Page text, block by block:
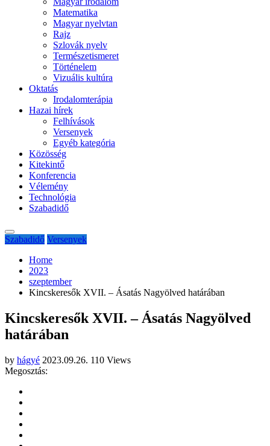
Matematika
Magyar nyelvtan
Rajz
Szlovák nyelv
Természetismeret
Történelem
Vizuális kultúra
Oktatás
Irodalomterápia
Hazai hírek
Felhívások
Versenyek
Egyéb kategória
Közösség
Kitekintő
Konferencia
Vélemény
Technológia
Szabadidő
Szabadidő Versenyek
Home
2023
szeptember
Kincskeresők XVII. – Ásatás Nagyölved határában
Kincskeresők XVII. – Ásatás Nagyölved
határában
by hágyé 2023.09.26. 110 Views
Megosztás: